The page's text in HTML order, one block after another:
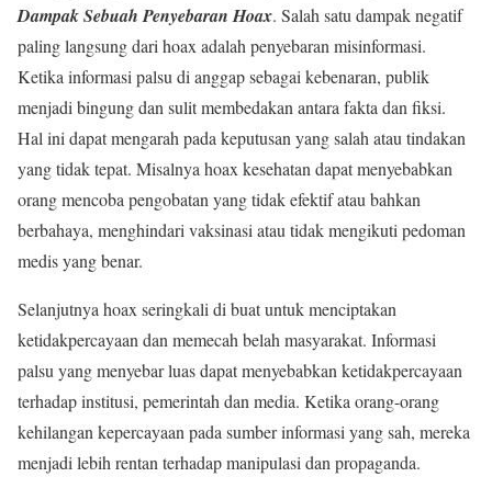
Dampak Sebuah Penyebaran Hoax. Salah satu dampak negatif
paling langsung dari hoax adalah penyebaran misinformasi.
Ketika informasi palsu di anggap sebagai kebenaran, publik
menjadi bingung dan sulit membedakan antara fakta dan fiksi.
Hal ini dapat mengarah pada keputusan yang salah atau tindakan
yang tidak tepat. Misalnya hoax kesehatan dapat menyebabkan
orang mencoba pengobatan yang tidak efektif atau bahkan
berbahaya, menghindari vaksinasi atau tidak mengikuti pedoman
medis yang benar.
Selanjutnya hoax seringkali di buat untuk menciptakan
ketidakpercayaan dan memecah belah masyarakat. Informasi
palsu yang menyebar luas dapat menyebabkan ketidakpercayaan
terhadap institusi, pemerintah dan media. Ketika orang-orang
kehilangan kepercayaan pada sumber informasi yang sah, mereka
menjadi lebih rentan terhadap manipulasi dan propaganda.